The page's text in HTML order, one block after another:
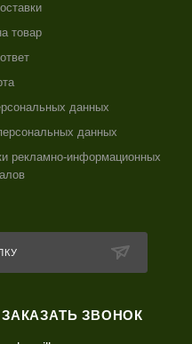
товар
данных
данных
рекламно-информационных
ЗАКАЗАТЬ ЗВОНОК